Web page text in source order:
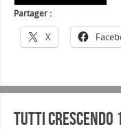
Partager :
X
Tutti